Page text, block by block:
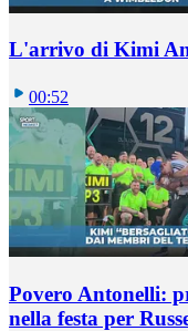
L'arrivo di Kimi
00:52
Povero Antonelli:
nella festa per